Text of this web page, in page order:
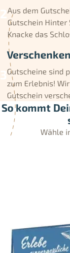
Aus dem
Gutschein Hinter
Knacke das
Verschenken
Gutscheine sind
zum Erlebnis!
Gutschein
So kommt
Wähle